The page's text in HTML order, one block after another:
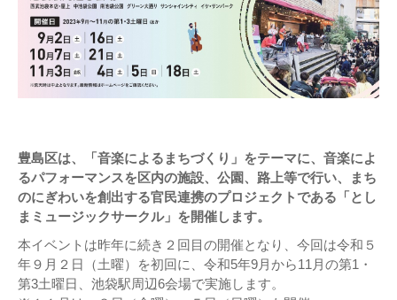
豊島区は、「音楽によるまちづくり」をテーマに、音楽によ
るパフォーマンスを区内の施設、公園、路上等で行い、まち
のにぎわいを創出する官民連携のプロジェクトである「とし
まミュージックサークル」を開催します。
本イベントは昨年に続き２回目の開催となり、今回は令和５
年９月２日（土曜）を初回に、令和5年9月から11月の第1・
第3土曜日、池袋駅周辺6会場で実施します。